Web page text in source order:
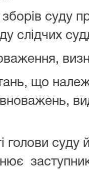
суду
слідчих
що
голови суду